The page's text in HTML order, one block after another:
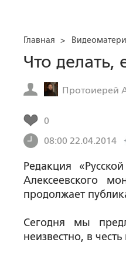
Главная >
Что делать,
Протоиерей
0
08:00 22.04.2014
Редакция
Алексеевского
продолжает
Сегодня мы
неизвестно, в